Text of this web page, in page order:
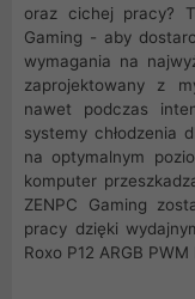
oraz cichej pracy?
Gaming - aby
wymagania na
zaprojektowany z
nawet podczas
systemy chłodzenia
na optymalnym
komputer
ZENPC Gaming
pracy dzięki
Roxo P12 ARGB